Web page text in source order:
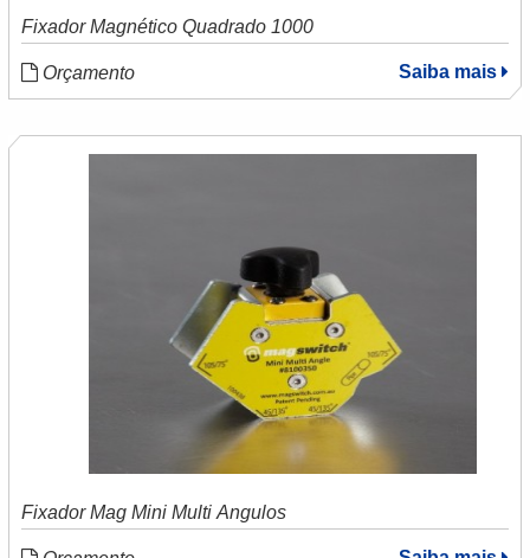
Fixador Magnético Quadrado 1000
Orçamento Saiba mais
Fixador Mag Mini Multi Ângulos